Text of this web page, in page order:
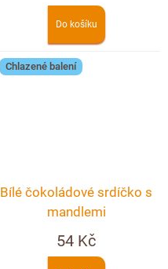
Do košíku
Chlazené balení
Bílé čokoládové srdíčko s
mandlemi
54 Kč